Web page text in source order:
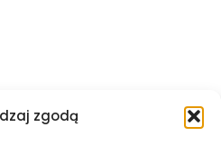
zgodą